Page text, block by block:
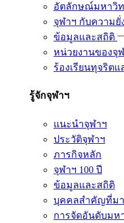
อัตลักษณ์มหาวิท
จุฬาฯ กับความยั่
ข้อมูลและสถิติ
หน่วยงานของจุ
ร้องเรียนทุจริต
รู้จักจุฬาฯ
แนะนำจุฬาฯ
ประวัติจุฬาฯ
ภารกิจหลัก
จุฬาฯ 100 ปี
ข้อมูลและสถิติ
บุคคลสำคัญที่มา
การจัดอันดับมห